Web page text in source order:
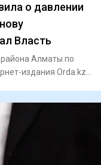
о давлении
Власть
Алматы по
издания Orda.kz